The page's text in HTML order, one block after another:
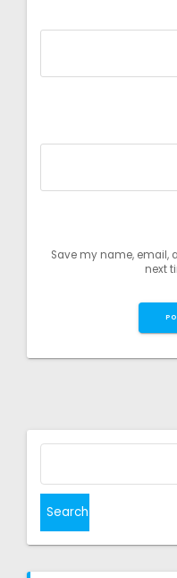
Save my name, email,
next